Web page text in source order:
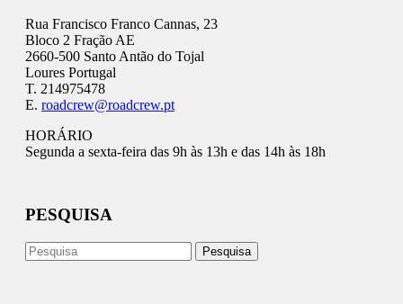
Rua Francisco Franco Cannas, 23
Bloco 2 Fração AE
2660-500 Santo Antão do Tojal
Loures Portugal
T. 214975478
E. roadcrew@roadcrew.pt
HORÁRIO
Segunda a sexta-feira das 9h às 13h e das 14h às 18h
PESQUISA